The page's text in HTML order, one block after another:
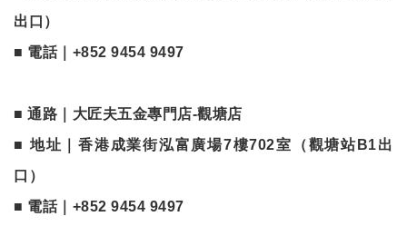
出口 ）
■ 電話｜ +852 9454 9497
■ 通路｜大匠夫五金專門店-觀塘店
■ 地址｜香港成業街泓富廣場7樓702室（觀塘站B1出
口）
■ 電話｜ +852 9454 9497